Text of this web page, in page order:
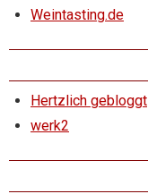
Weintasting.de
Hertzlich gebloggt
werk2